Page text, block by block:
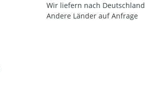
Wir liefern nach Deutschland
Andere Länder auf Anfrage